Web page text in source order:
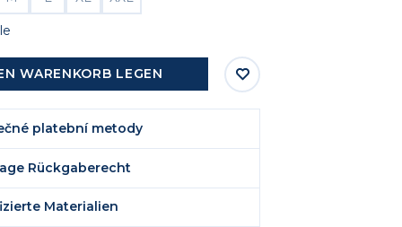
WARENKORB LEGEN
platební metody
Rückgaberecht
Materialien